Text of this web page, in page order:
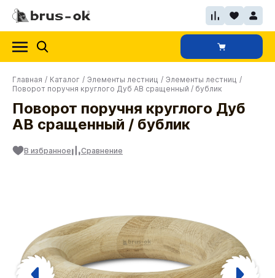
Главная / Каталог / Элементы лестниц / Элементы лестниц /
Поворот поручня круглого Дуб АВ сращенный / бублик
Поворот поручня круглого Дуб
АВ сращенный / бублик
В избранное Сравнение